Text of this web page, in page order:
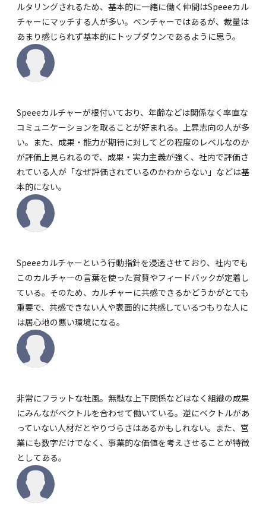
ルタリングされるため、基本的に一緒に働く仲間はSpeeeカル
チャーにマッチする人が多い。ベンチャーではあるが、裁量は
あまり感じられず基本的にトップダウンであるように思う。
Speeeカルチャーが根付いており、年齢などは関係なく率直な
コミュニケーションを取ることが好まれる。上昇志向の人が多
い。また、成果・能力が期待に対してどの程度のレベルなのか
が評価上見られるので、成果・実力主義が強く、社内で評価さ
れている人が「なぜ評価されているのかわからない」などは基
本的にない。
Speeeカルチャーという行動指針を浸透させており、社内でも
このカルチャ―の言葉を使った賞賛やフィードバックが定着し
ている。そのため、カルチャーに共感できるかどうかがとても
重要で、共感できない人や表面的に共感しているつもりな人に
は居心地の悪い環境になる。
非常にフラットな社風。無駄な上下関係などはなく組織の成果
にみんながベクトルを合わせて働いている。逆にベクトルがあ
っていない人材だとやりづらさはあるかもしれない。また、営
業にも数字だけでなく、事業的な価値を考えさせることが特徴
としてある。